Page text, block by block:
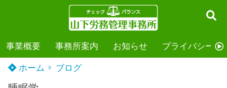
事業概要 事務所案内 お知らせ プライバシーポ
ホーム ブログ